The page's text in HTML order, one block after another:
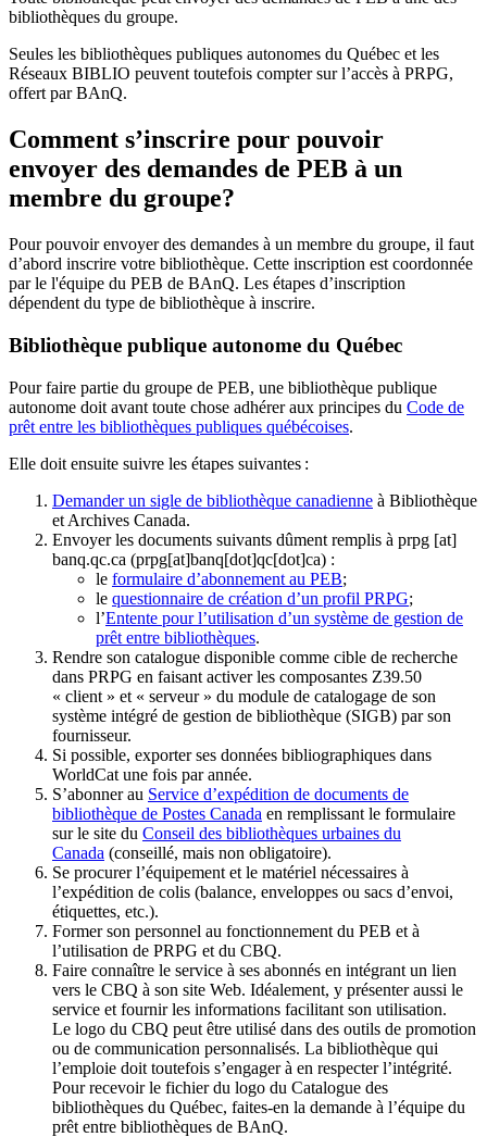
bibliothèques du groupe.
Seules les bibliothèques publiques autonomes du Québec et les
Réseaux BIBLIO peuvent toutefois compter sur l’accès à PRPG,
offert par BAnQ.
Comment s’inscrire pour pouvoir
envoyer des demandes de PEB à un
membre du groupe?
Pour pouvoir envoyer des demandes à un membre du groupe, il faut
d’abord inscrire votre bibliothèque. Cette inscription est coordonnée
par le l'équipe du PEB de BAnQ. Les étapes d’inscription
dépendent du type de bibliothèque à inscrire.
Bibliothèque publique autonome du Québec
Pour faire partie du groupe de PEB, une bibliothèque publique
autonome doit avant toute chose adhérer aux principes du Code de
prêt entre les bibliothèques publiques québécoises.
Elle doit ensuite suivre les étapes suivantes :
Demander un sigle de bibliothèque canadienne à Bibliothèque
et Archives Canada.
Envoyer les documents suivants dûment remplis à prpg [at]
banq.qc.ca (prpg[at]banq[dot]qc[dot]ca) :
le formulaire d’abonnement au PEB;
le questionnaire de création d’un profil PRPG;
l’Entente pour l’utilisation d’un système de gestion de
prêt entre bibliothèques.
Rendre son catalogue disponible comme cible de recherche
dans PRPG en faisant activer les composantes Z39.50
« client » et « serveur » du module de catalogage de son
système intégré de gestion de bibliothèque (SIGB) par son
fournisseur.
Si possible, exporter ses données bibliographiques dans
WorldCat une fois par année.
S’abonner au Service d’expédition de documents de
bibliothèque de Postes Canada en remplissant le formulaire
sur le site du Conseil des bibliothèques urbaines du
Canada (conseillé, mais non obligatoire).
Se procurer l’équipement et le matériel nécessaires à
l’expédition de colis (balance, enveloppes ou sacs d’envoi,
étiquettes, etc.).
Former son personnel au fonctionnement du PEB et à
l’utilisation de PRPG et du CBQ.
Faire connaître le service à ses abonnés en intégrant un lien
vers le CBQ à son site Web. Idéalement, y présenter aussi le
service et fournir les informations facilitant son utilisation.
Le logo du CBQ peut être utilisé dans des outils de promotion
ou de communication personnalisés. La bibliothèque qui
l’emploie doit toutefois s’engager à en respecter l’intégrité.
Pour recevoir le fichier du logo du Catalogue des
bibliothèques du Québec, faites-en la demande à l’équipe du
prêt entre bibliothèques de BAnQ.